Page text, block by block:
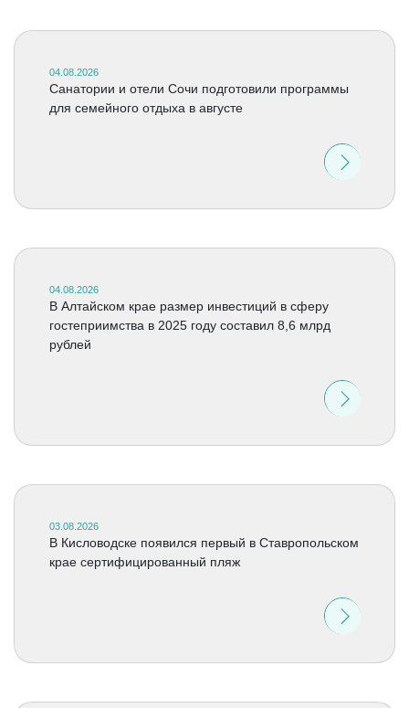
04.08.2026
Санатории и отели Сочи подготовили программы
для семейного отдыха в августе
04.08.2026
В Алтайском крае размер инвестиций в сферу
гостеприимства в 2025 году составил 8,6 млрд
рублей
03.08.2026
В Кисловодске появился первый в Ставропольском
крае сертифицированный пляж